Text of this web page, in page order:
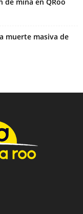
muerte masiva de